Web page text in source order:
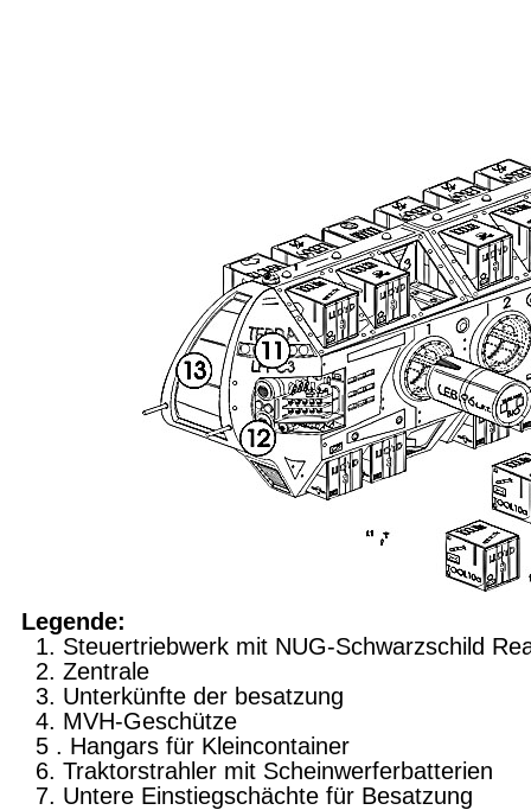
Legende:
1. Steuertriebwerk mit NUG-Schwarzschild
2. Zentrale
3. Unterkünfte der besatzung
4. MVH-Geschütze
5 . Hangars für Kleincontainer
6. Traktorstrahler mit Scheinwerferbatterien
7. Untere Einstiegschächte für Besatzung